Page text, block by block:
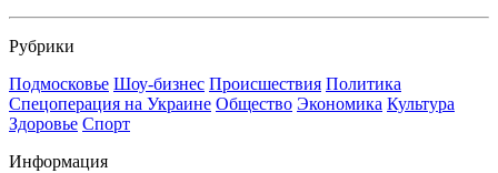
Рубрики
Подмосковье Шоу-бизнес Происшествия Политика
Спецоперация на Украине Общество Экономика Культура
Здоровье Спорт
Информация